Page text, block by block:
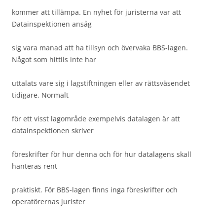
kommer att tillämpa. En nyhet för juristerna var att
Datainspektionen ansåg
sig vara manad att ha tillsyn och övervaka BBS-lagen.
Något som hittils inte har
uttalats vare sig i lagstiftningen eller av rättsväsendet
tidigare. Normalt
för ett visst lagområde exempelvis datalagen är att
datainspektionen skriver
föreskrifter för hur denna och för hur datalagens skall
hanteras rent
praktiskt. För BBS-lagen finns inga föreskrifter och
operatörernas jurister